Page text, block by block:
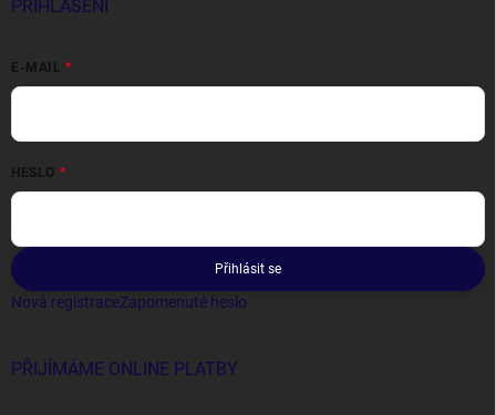
PŘIHLÁŠENÍ
E-MAIL
HESLO
Přihlásit se
Nová registraceZapomenuté heslo
PŘIJÍMÁME ONLINE PLATBY